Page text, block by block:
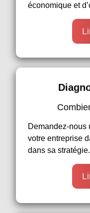
économique et
Demandez-nous
votre entreprise
dans sa stratégie.